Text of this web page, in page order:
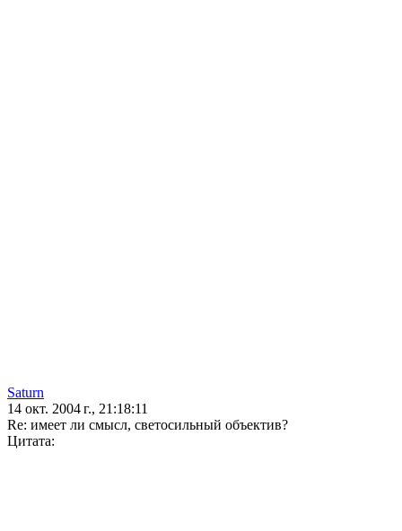
Saturn
14 окт. 2004 г., 21:18:11
Re: имеет ли смысл, светосильный объектив?
Цитата: